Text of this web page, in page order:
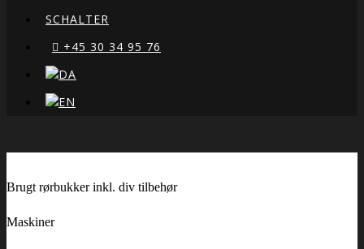
SCHALTER
+45 30 34 95 76
Brugt rørbukker inkl. div tilbehør
Maskiner